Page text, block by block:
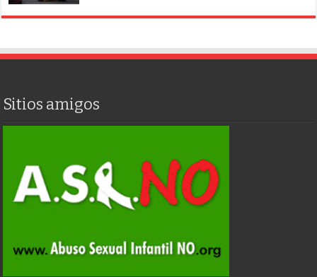
Sitios amigos